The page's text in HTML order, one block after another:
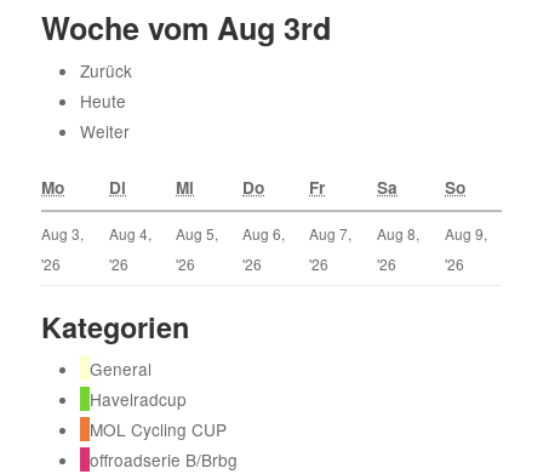
Woche vom Aug 3rd
Zurück
Heute
Weiter
Mo Di Mi Do Fr Sa So
Aug 3,
'26
Aug 4,
'26
Aug 5,
'26
Aug 6,
'26
Aug 7,
'26
Aug 8,
'26
Aug 9,
'26
Kategorien
General
Havelradcup
MOL Cycling CUP
offroadserie B/Brbg
8
29
6
13
27